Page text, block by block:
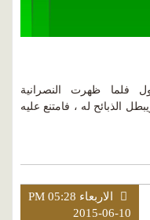
فلما ظهرت النصرانية
الذبائح له ، فامتنع عليه
الاربعاء PM 05:28
2015-06-10